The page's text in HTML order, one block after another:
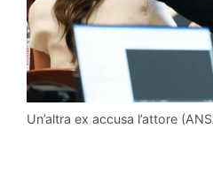
Un’altra ex accusa l’attore